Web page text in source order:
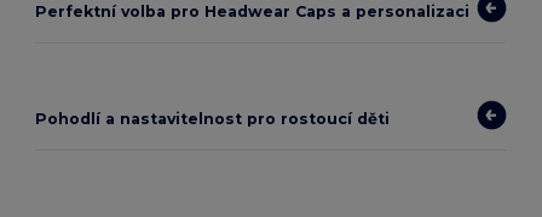
Perfektní volba pro Headwear Caps a personalizaci
Pohodlí a nastavitelnost pro rostoucí děti